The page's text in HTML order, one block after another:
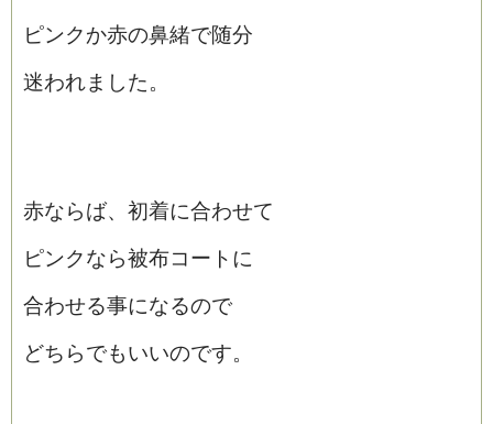
ピンクか赤の鼻緒で随分
迷われました。
赤ならば、初着に合わせて
ピンクなら被布コートに
合わせる事になるので
どちらでもいいのです。